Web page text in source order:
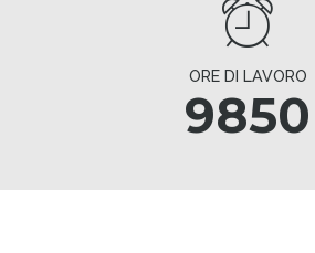
ORE DI LAVORO
9850